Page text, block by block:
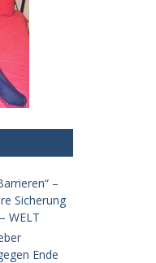
–
Sicherung
WELT
Ende